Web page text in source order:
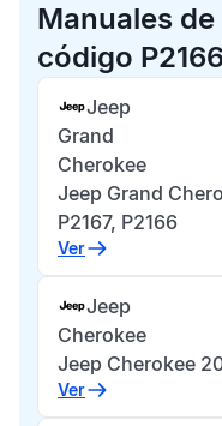
Manuales
código P2166
Jeep
Grand
Cherokee
Jeep Grand
P2167, P2166
Ver
Jeep
Cherokee
Jeep Cherokee
Ver